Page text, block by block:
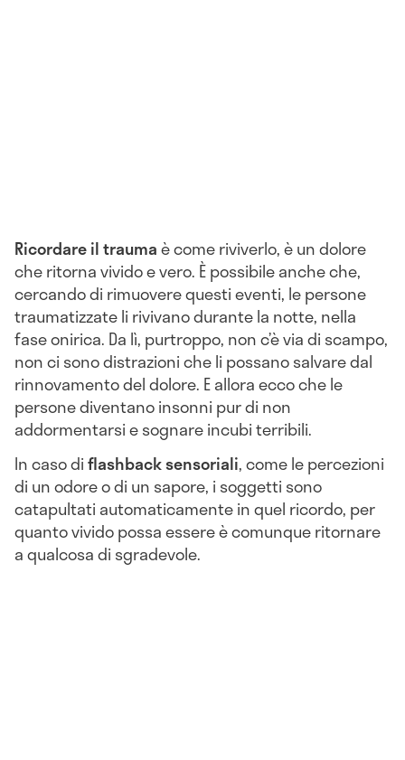
Ricordare il traumaè come riviverlo, è un dolore
che ritorna vivido e vero. È possibile anche che,
cercando di rimuovere questi eventi, le persone
traumatizzate li rivivano durante la notte, nella
fase onirica. Da lì, purtroppo, non c’è via di scampo,
non ci sono distrazioni che li possano salvare dal
rinnovamento del dolore. E allora ecco che le
persone diventano insonni pur di non
addormentarsi e sognare incubi terribili.
In caso diflashback sensoriali, come le percezioni
di un odore o di un sapore, i soggetti sono
catapultati automaticamente in quel ricordo, per
quanto vivido possa essere è comunque ritornare
a qualcosa di sgradevole.